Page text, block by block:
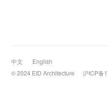
中文
English
© 2024 EID Architecture
沪ICP备